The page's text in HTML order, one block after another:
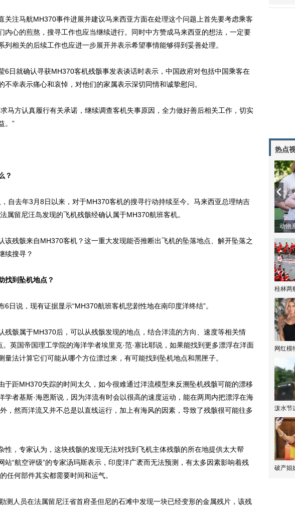
注马航MH370事件进展并建议马来西亚方面在处理这个问题上首先要考虑乘客
内心的煎熬，搜寻工作也应当继续进行。同时中方赞成马来西亚的想法，一定要
列相关的后续工作也应进一步展开并表示希望事情能够得到妥善处理。
就确认寻获MH370客机残骸事发表谈话时表示，中国政府对包括中国乘客在
不幸表示痛心和哀悼，对他们的家属表示深切同情和诚挚慰问。
方认真履行有关承诺，继续调查客机失事原因，全力做好善后相关工作，切实
。”
？
去年3月8日以来，对于MH370客机的搜寻行动持续至今。马来西亚总理纳吉
属留尼汪岛发现的飞机残骸经确认属于MH370航班客机。
残骸来自MH370客机？这一重大发现能否推断出飞机的坠落地点、解开坠落之
续搜寻？
到坠机地点？
说，现有证据显示“MH370航班客机悲剧性地在南印度洋终结”。
骸属于MH370后，可以从残骸发现的地点，结合洋流的方向、速度等相关情
。英国帝国理工学院的海洋学者埃里克·范·塞比耶说，如果能找到更多漂浮在洋面
量法计算它们可能从哪个方位漂过来，有可能找到坠机地点和黑匣子。
距MH370失踪的时间太久，如今很难通过洋流模型来反溯坠机残骸可能的漂移
学者基斯·海恩斯说，因为洋流有时会以很高的速度运动，能在两周内把漂浮在海
，然而洋流又并不总是以直线运行，加上有海风的因素，导致了残骸很可能往多
，专家认为，这块残骸的发现无法对找到飞机主体残骸的所在地提供太大帮
站“航空评级”的专家汤玛斯表示，印度洋广袤而无法预测，有太多因素影响着残
任何部件其实都需要时间和运气。
人员在法属留尼汪省首府圣但尼的石滩中发现一块已经变形的金属残片，该残
热点
动物
桂林两
网红模
泼水节
破产姐